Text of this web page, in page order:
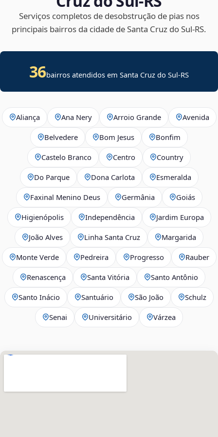
Serviços completos de desobstrução de pias nos
principais bairros da cidade de Santa Cruz do Sul‑RS.
36bairros atendidos em Santa Cruz do Sul-RS
Aliança Ana Nery Arroio Grande Avenida
Belvedere Bom Jesus Bonfim
Castelo Branco Centro Country
Do Parque Dona Carlota Esmeralda
Faxinal Menino Deus Germânia Goiás
Higienópolis Independência Jardim Europa
João Alves Linha Santa Cruz Margarida
Monte Verde Pedreira Progresso Rauber
Renascença Santa Vitória Santo Antônio
Santo Inácio Santuário São João Schulz
Senai Universitário Várzea